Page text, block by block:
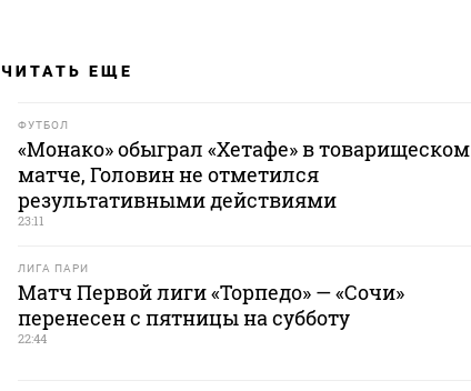
ЧИТАТЬ ЕЩЕ
ФУТБОЛ
«Монако» обыграл «Хетафе» в товарищеском
матче, Головин не отметился
результативными действиями
23:11
ЛИГА ПАРИ
Матч Первой лиги «Торпедо» — «Сочи»
перенесен с пятницы на субботу
22:44